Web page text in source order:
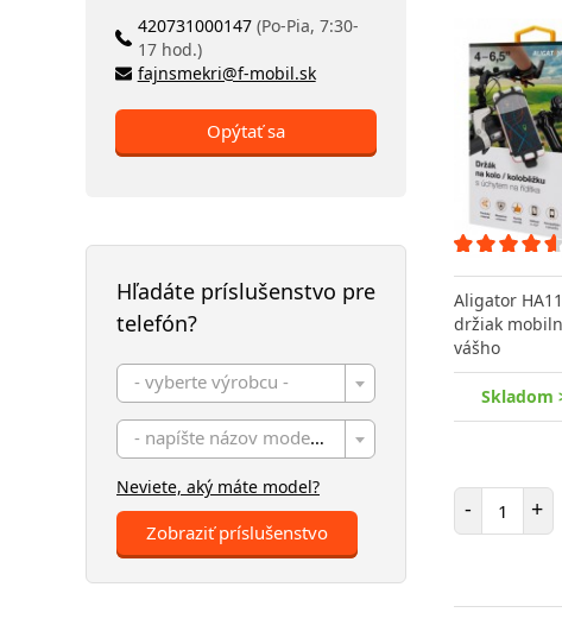
420731000147 (Po-Pia, 7:30-
17 hod.)
fajnsmekri@f-mobil.sk
Opýtať sa
Hľadáte príslušenstvo pre
telefón?
- vyberte výrobcu -
- napíšte názov modelu -
Neviete, aký máte model?
Zobraziť príslušenstvo
Aligator
držiak
vášho
Skladom
- Počet
+